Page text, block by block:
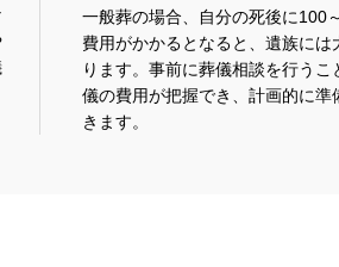
一般葬の場合、自分の死後に100
費用がかかるとなると、遺族には
ります。事前に葬儀相談を行うこ
儀の費用が把握でき、計画的に準
きます。